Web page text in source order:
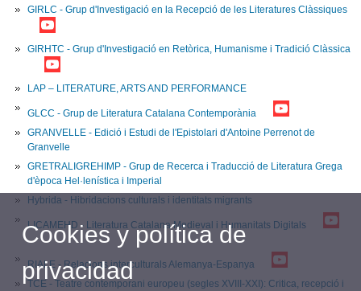
GIRLC - Grup d'Investigació en la Recepció de les Literatures Clàssiques
GIRHTC - Grup d'Investigació en Retòrica, Humanisme i Tradició Clàssica
LAP – LITERATURE, ARTS AND PERFORMANCE
GLCC - Grup de Literatura Catalana Contemporània
GRANVELLE - Edició i Estudi de l'Epistolari d'Antoine Perrenot de
Granvelle
GRETRALIGREHIMP - Grup de Recerca i Traducció de Literatura Grega
d'època Hel·lenística i Imperial
Hybrida - Hibridacions culturals i identitats migrants
LICAMEHD - Literatura Catalana Medieval i Humanitats Digitals
RIALE - Relacions interculturals Alemanya-Espanya
TCE - Teatre contemporani europeu (segles XVIII-XXI): Critica, recepció i
Cookies y política de
privacidad